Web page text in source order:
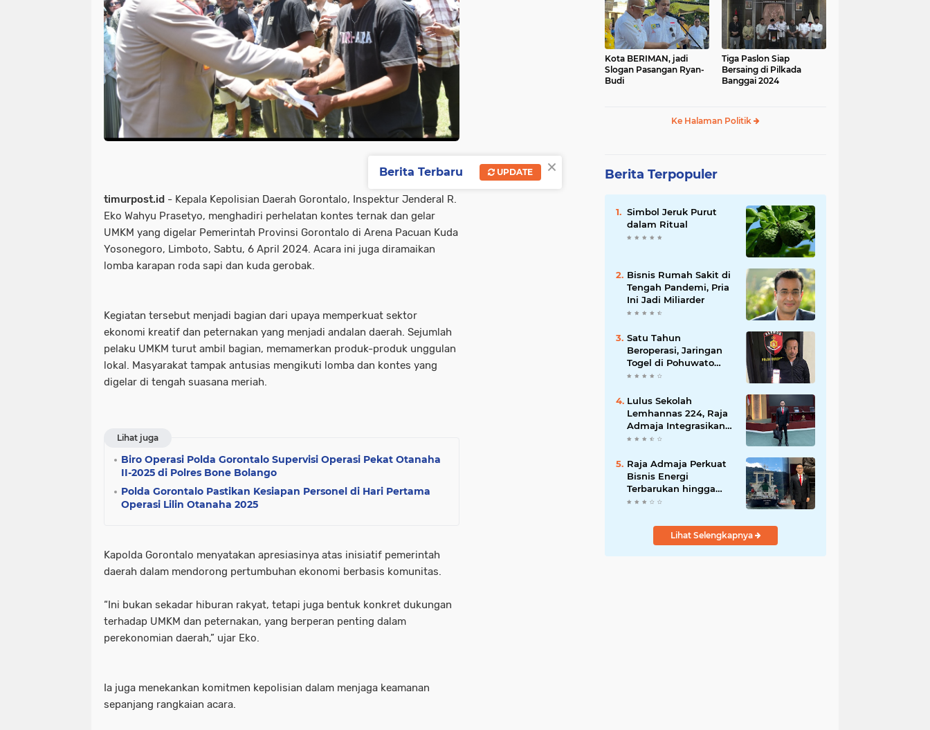
timurpost.id - Kepala Kepolisian Daerah Gorontalo, Inspektur Jenderal R.
Eko Wahyu Prasetyo, menghadiri perhelatan kontes ternak dan gelar
UMKM yang digelar Pemerintah Provinsi Gorontalo di Arena Pacuan Kuda
Yosonegoro, Limboto, Sabtu, 6 April 2024. Acara ini juga diramaikan
lomba karapan roda sapi dan kuda gerobak.
Kegiatan tersebut menjadi bagian dari upaya memperkuat sektor
ekonomi kreatif dan peternakan yang menjadi andalan daerah. Sejumlah
pelaku UMKM turut ambil bagian, memamerkan produk-produk unggulan
lokal. Masyarakat tampak antusias mengikuti lomba dan kontes yang
digelar di tengah suasana meriah.
Lihat juga
Biro Operasi Polda Gorontalo Supervisi Operasi Pekat Otanaha
II-2025 di Polres Bone Bolango
Polda Gorontalo Pastikan Kesiapan Personel di Hari Pertama
Operasi Lilin Otanaha 2025
Kapolda Gorontalo menyatakan apresiasinya atas inisiatif pemerintah
daerah dalam mendorong pertumbuhan ekonomi berbasis komunitas.
“Ini bukan sekadar hiburan rakyat, tetapi juga bentuk konkret dukungan
terhadap UMKM dan peternakan, yang berperan penting dalam
perekonomian daerah,” ujar Eko.
Ia juga menekankan komitmen kepolisian dalam menjaga keamanan
sepanjang rangkaian acara.
Kota BERIMAN, jadi
Slogan Pasangan Ryan-
Budi
Tiga Paslon Siap
Bersaing di Pilkada
Banggai 2024
Ke Halaman Politik
Berita Terpopuler
Simbol Jeruk Purut
dalam Ritual
Bisnis Rumah Sakit di
Tengah Pandemi, Pria
Ini Jadi Miliarder
Satu Tahun
Beroperasi, Jaringan
Togel di Pohuwato
Akhirnya Dibongkar
Lulus Sekolah
Lemhannas 224, Raja
Admaja Integrasikan
Strategi ke Bisnis
Raja Admaja Perkuat
Bisnis Energi
Terbarukan hingga
Shipping Agency
Lihat Selengkapnya
×
Berita Terbaru UPDATE